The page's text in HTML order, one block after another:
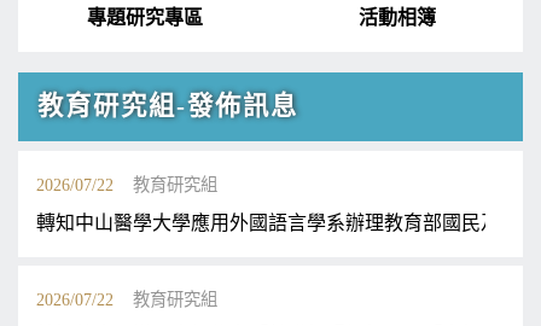
專題研究專區 活動相簿
教育研究組-發佈訊息
2026/07/22 教育研究組
轉知中山醫學大學應用外國語言學系辦理教育部國民及學
2026/07/22 教育研究組